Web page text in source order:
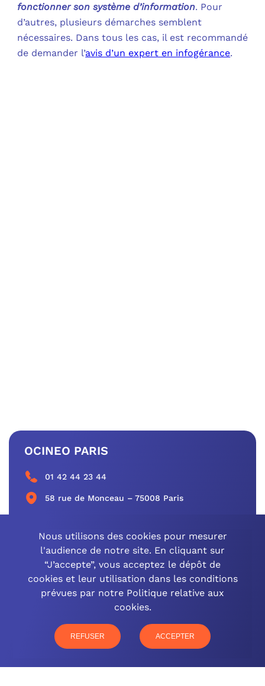
fonctionner son système d’information. Pour
d’autres, plusieurs démarches semblent
nécessaires. Dans tous les cas, il est recommandé
de demander l’avis d’un expert en infogérance.
OCINEO PARIS
01 42 44 23 44
58 rue de Monceau – 75008 Paris
CONTACTEZ-NOUS
OCINEO GRAND EST
77 rue Paul Douce – 51480 Damery
CONTACTEZ-NOUS
Nous utilisons des cookies pour mesurer
l'audience de notre site. En cliquant sur
“J’accepte”, vous acceptez le dépôt de
cookies et leur utilisation dans les conditions
prévues par notre Politique relative aux
cookies.
REFUSER ACCEPTER